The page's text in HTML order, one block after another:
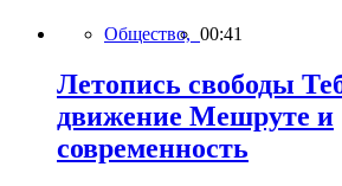
Общество, 00:41
Летопись свободы
движение Мешруте и
современность